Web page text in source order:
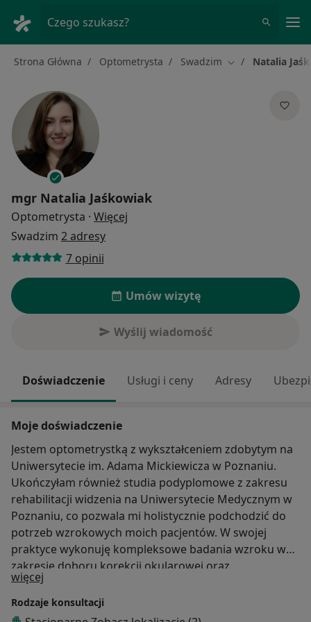
Czego szukasz?
Strona Główna Optometrysta Swadzim Zmień miasto
Natalia
mgr Natalia Jaśkowiak
Optometrysta · Więcej
Swadzim 2 adresy
7 opinii
Umów wizytę
Wyślij wiadomość
Doświadczenie Usługi i ceny Adresy
Moje doświadczenie
Jestem optometrystką z wykształceniem zdobytym na
Uniwersytecie im. Adama Mickiewicza w Poznaniu.
Ukończyłam również studia podyplomowe z zakresu
rehabilitacji widzenia na Uniwersytecie Medycznym w
Poznaniu, co pozwala mi holistycznie podchodzić do
potrzeb wzrokowych moich pacjentów. W swojej
praktyce wykonuję kompleksowe badania wzroku w
zakresie doboru korekcji okularowej oraz
dopasowania miękkich soczewek kontaktowych
(sferycznych, torycznych, multifokalnych). Zajmuję się
również diagnostyką i postępowaniem w zaburzeniach
więcej
Rodzaje konsultacji